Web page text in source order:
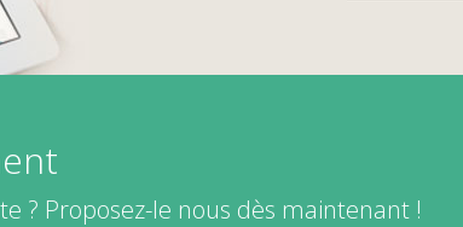
? Proposez-le nous dès maintenant !